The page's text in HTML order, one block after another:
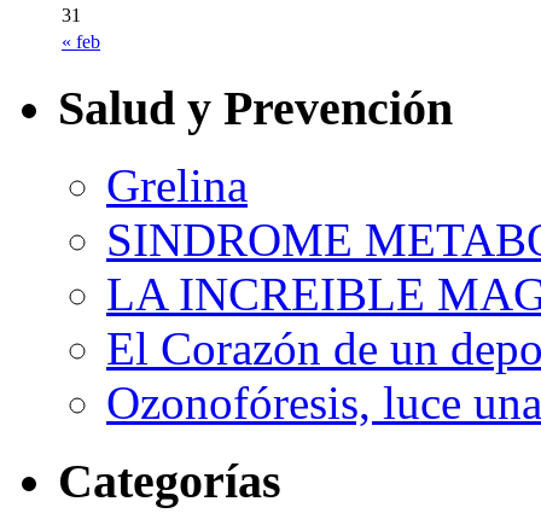
« feb
31
Salud y Prevención
Grelina
SINDROME
LA INCREIBLE
El Corazón de un
Ozonofóresis, luce
Categorías